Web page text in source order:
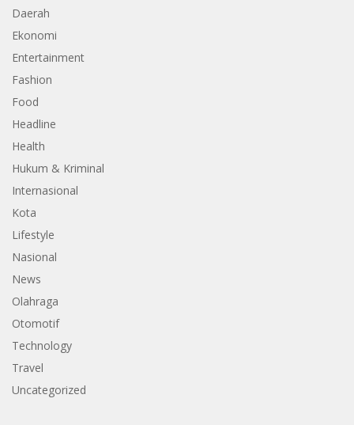
Daerah
Ekonomi
Entertainment
Fashion
Food
Headline
Health
Hukum & Kriminal
Internasional
Kota
Lifestyle
Nasional
News
Olahraga
Otomotif
Technology
Travel
Uncategorized